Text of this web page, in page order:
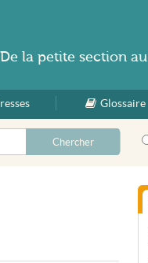
Glossaire
De la petite section au